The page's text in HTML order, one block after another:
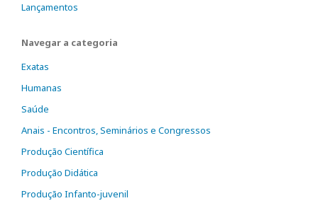
Lançamentos
Navegar a categoria
Exatas
Humanas
Saúde
Anais - Encontros, Seminários e Congressos
Produção Científica
Produção Didática
Produção Infanto-juvenil